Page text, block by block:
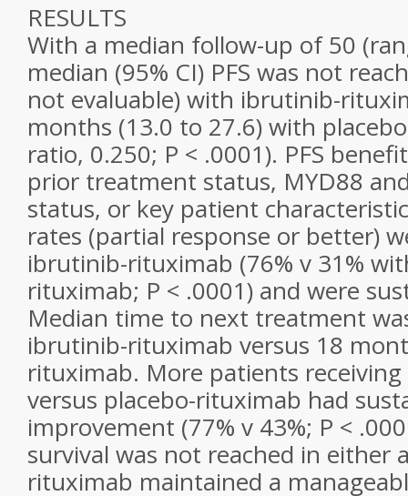
RESULTS
With a median follow-up of 50
median (95% CI) PFS was not
not evaluable) with ibrutinib-
months (13.0 to 27.6) with
ratio, 0.250; P < .0001). PFS
prior treatment status, MYD88
status, or key patient
rates (partial response or better)
ibrutinib-rituximab (76% v 31%
rituximab; P < .0001) and were
Median time to next treatment
ibrutinib-rituximab versus 18
rituximab. More patients
versus placebo-rituximab had
improvement (77% v 43%; P <
survival was not reached in either
rituximab maintained a